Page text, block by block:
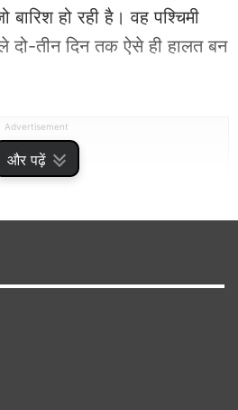
और पढ़ें
हो रही है। वह पश्चिमी
दो-तीन दिन तक ऐसे ही हालत बन
Advertisement
की ऊपरी सीमा महाराष्ट्र,